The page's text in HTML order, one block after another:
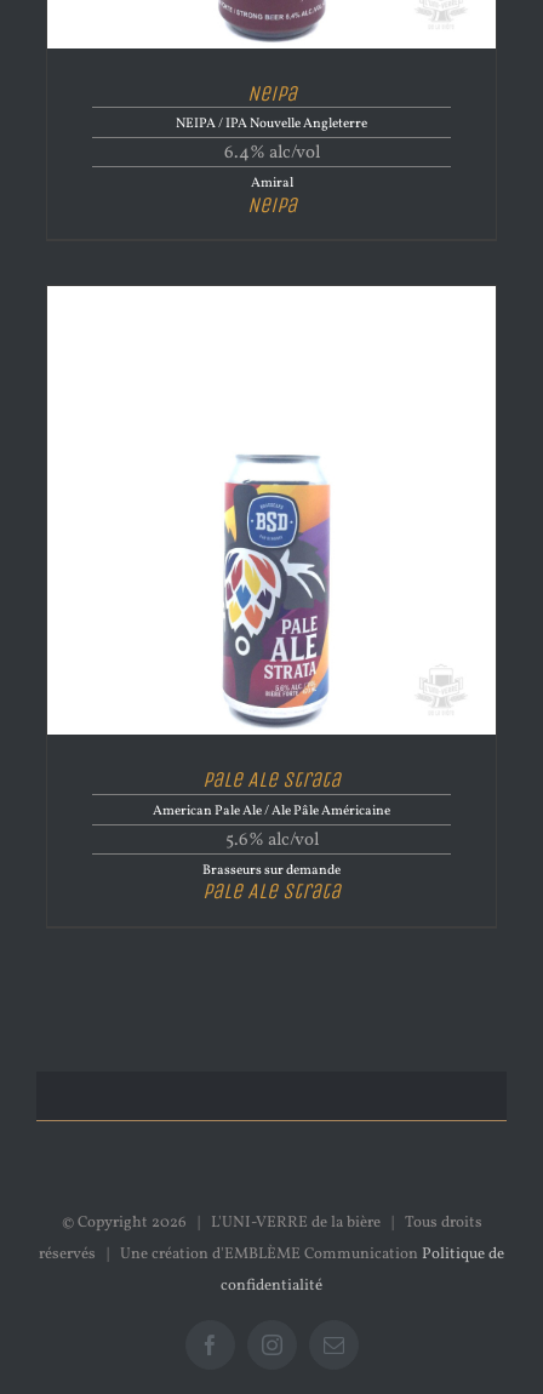
Neipa
NEIPA / IPA Nouvelle Angleterre
6.4% alc/vol
Amiral
Neipa
Pale Ale Strata
American Pale Ale / Ale Pâle Américaine
5.6% alc/vol
Brasseurs sur demande
Pale Ale Strata
© Copyright 2026 | L'UNI-VERRE de la bière | Tous droits
réservés | Une création d'EMBLÈME Communication Politique de
confidentialité
FacebookInstagramEmail